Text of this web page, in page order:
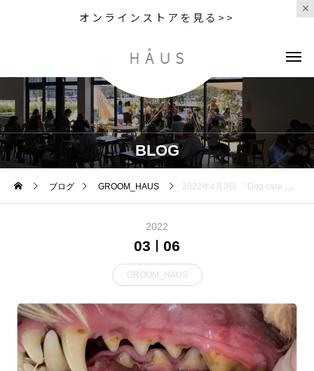
オンラインストアを見る>>
BLOG
ブログ GROOM_HAUS 2022年4月3日 『Dog care Rian』さんをお呼びしてワンちゃんの第２回「オーラルケア会」開催 宮迫由佳先生による犬
2022
03 06
GROOM_HAUS